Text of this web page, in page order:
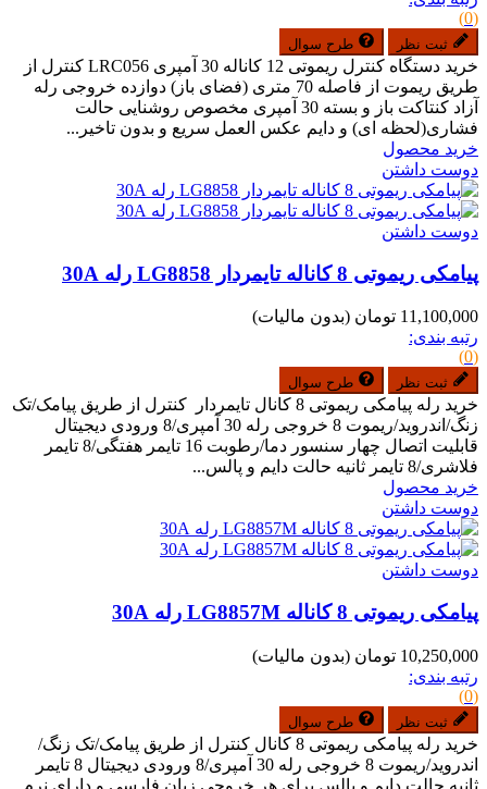
(0)
ثبت نظر طرح سوال
خرید دستگاه کنترل ریموتی 12 کاناله 30 آمپری LRC056 کنترل از
طریق ریموت از فاصله 70 متری (فضای باز) دوازده خروجی رله
آزاد کنتاکت باز و بسته 30 آمپری مخصوص روشنایی حالت
فشاری(لحظه ای) و دایم عکس العمل سریع و بدون تاخیر...
خرید محصول
دوست داشتن
دوست داشتن
پیامکی ریموتی 8 کاناله تایمردار LG8858 رله 30A
11,100,000 تومان
(بدون مالیات)
رتبه بندی:
(0)
ثبت نظر طرح سوال
خرید رله پیامکی ریموتی 8 کانال تایمردار کنترل از طریق پیامک/تک
زنگ/اندروید/ریموت 8 خروجی رله 30 آمپری/8 ورودی دیجیتال
قابلیت اتصال چهار سنسور دما/رطوبت 16 تایمر هفتگی/8 تایمر
فلاشری/8 تایمر ثانیه حالت دایم و پالس...
خرید محصول
دوست داشتن
دوست داشتن
پیامکی ریموتی 8 کاناله LG8857M رله 30A
10,250,000 تومان
(بدون مالیات)
رتبه بندی:
(0)
ثبت نظر طرح سوال
خرید رله پیامکی ریموتی 8 کانال کنترل از طریق پیامک/تک زنگ/
اندروید/ریموت 8 خروجی رله 30 آمپری/8 ورودی دیجیتال 8 تایمر
ثانیه حالت دایم و پالس برای هر خروجی زبان فارسی و دارای نرم